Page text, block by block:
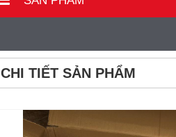
CHI TIẾT SẢN PHẨM